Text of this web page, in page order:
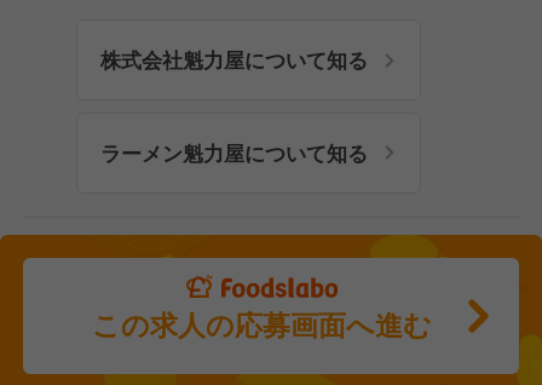
株式会社魁力屋について知る
ラーメン魁力屋について知る
この求人の応募画面へ進む